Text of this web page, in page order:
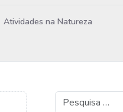
Atividades na Natureza
Pesquisar